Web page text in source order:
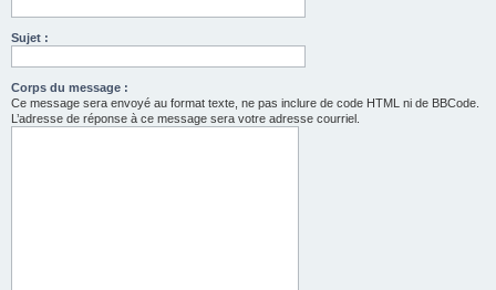
Sujet :
Corps du message :
Ce message sera envoyé au format texte, ne pas inclure de code HTML ni de BBCode.
L’adresse de réponse à ce message sera votre adresse courriel.